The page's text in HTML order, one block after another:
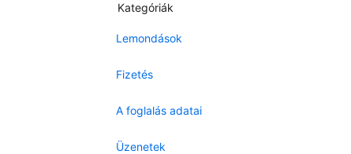
Kategóriák
Lemondások
Fizetés
A foglalás adatai
Üzenetek